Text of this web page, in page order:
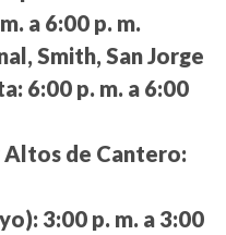
a 6:00 p. m.
Smith, San Jorge
6:00 p. m. a 6:00
Altos de Cantero:
3:00 p. m. a 3:00